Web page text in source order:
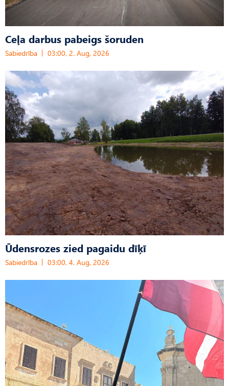
Ceļa darbus pabeigs šoruden
Sabiedrība 03:00, 2. Aug, 2026
Ūdensrozes zied pagaidu dīķī
Sabiedrība 03:00, 4. Aug, 2026